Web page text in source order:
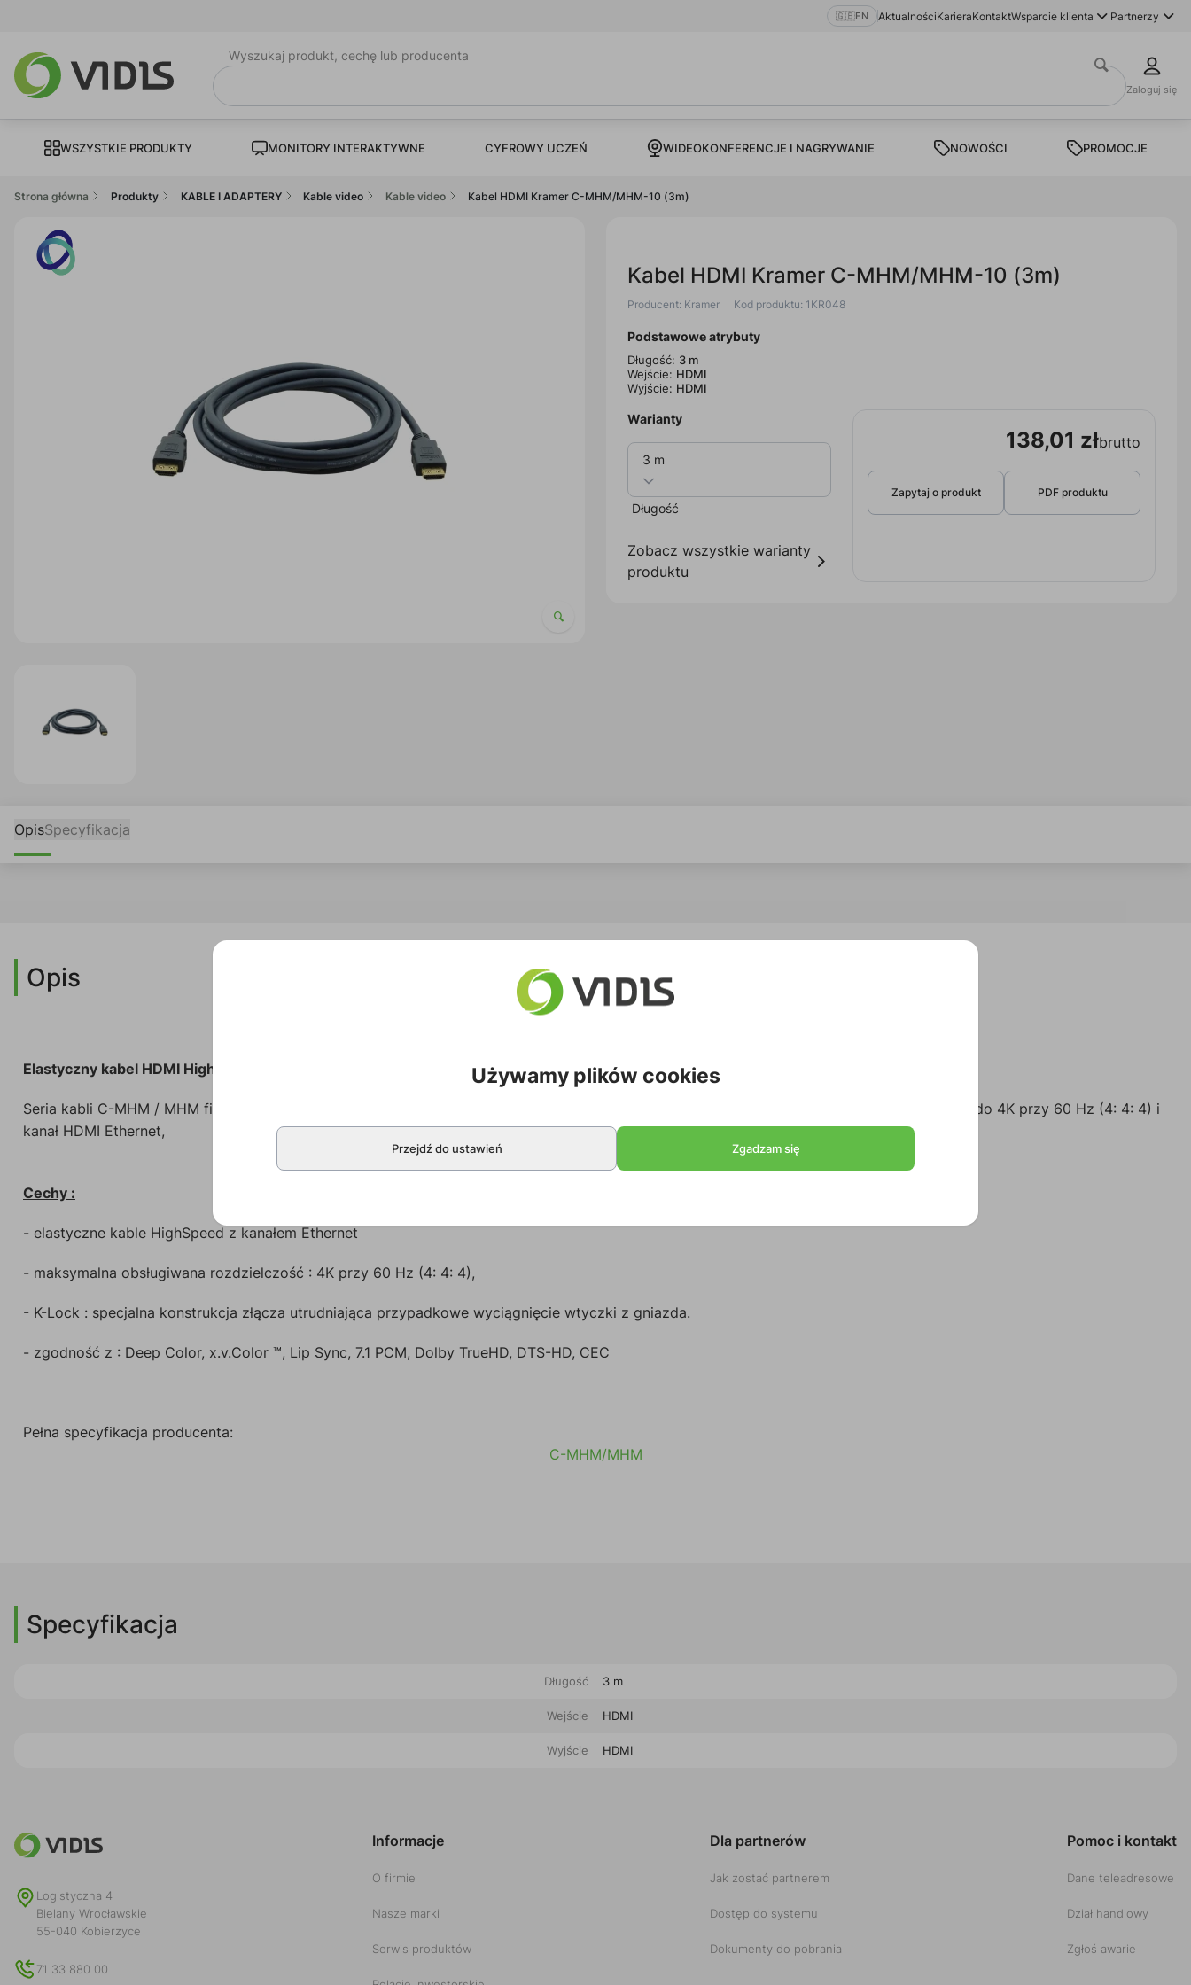
🇬🇧EN AktualnościKarieraKontaktWsparcie klienta Partnerzy
Wyszukaj produkt, cechę lub producenta
Zaloguj się
WSZYSTKIE PRODUKTY MONITORY INTERAKTYWNE CYFROWY UCZEŃ WIDEOKONFERENCJE I NAGRYWANIE NOWOŚCI PROMOCJE
Strona główna Produkty KABLE I ADAPTERY Kable video Kable video Kabel HDMI Kramer C-MHM/MHM-10 (3m)
Kabel HDMI Kramer C-MHM/MHM-10 (3m)
Producent: Kramer Kod produktu: 1KR048
Podstawowe atrybuty
Długość: 3 m
Wejście: HDMI
Wyjście: HDMI
Warianty
3 m
Długość
Zobacz wszystkie warianty
produktu
138,01 złbrutto
Zapytaj o produkt PDF produktu
OpisSpecyfikacja
Opis
Elastyczny kabel HDMI High-Speed z kanałem Ethernet o długości 3 m
Seria kabli C-MHM / MHM firmy Kamer to profesjonalne, elastyczne kable HDMI. Są to kable o wysokiej wydajności, które obsługują sygnały do 4K przy 60 Hz (4: 4: 4) i
kanał HDMI Ethernet,
Cechy :
- elastyczne kable HighSpeed z kanałem Ethernet
- maksymalna obsługiwana rozdzielczość : 4K przy 60 Hz (4: 4: 4),
- K-Lock : specjalna konstrukcja złącza utrudniająca przypadkowe wyciągnięcie wtyczki z gniazda.
- zgodność z : Deep Color, x.v.Color ™, Lip Sync, 7.1 PCM, Dolby TrueHD, DTS-HD, CEC
Pełna specyfikacja producenta:
C-MHM/MHM
Specyfikacja
Długość 3 m
Wejście HDMI
Wyjście HDMI
Logistyczna 4
Bielany Wrocławskie
55-040 Kobierzyce
71 33 880 00
Informacje
O firmie
Nasze marki
Serwis produktów
Dla partnerów
Jak zostać partnerem
Dostęp do systemu
Dokumenty do pobrania
Pomoc i kontakt
Dane teleadresowe
Dział handlowy
Zgłoś awarie
Używamy plików cookies
Przejdź do ustawień Zgadzam się